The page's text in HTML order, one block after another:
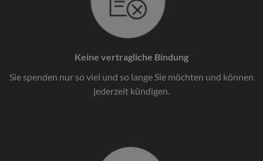
Keine vertragliche Bindung
Sie spenden nur so viel und so lange Sie möchten und können
jederzeit kündigen.